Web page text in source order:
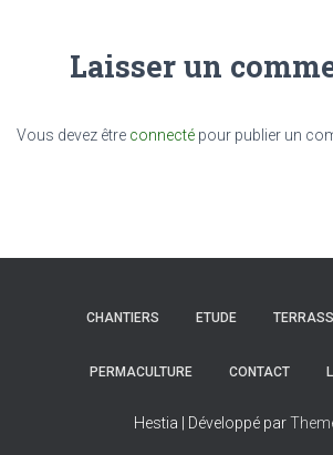
Laisser un
Vous devez être connecté pour publier un
CHANTIERS ETUDE
PERMACULTURE CONTACT
Hestia | Développé par